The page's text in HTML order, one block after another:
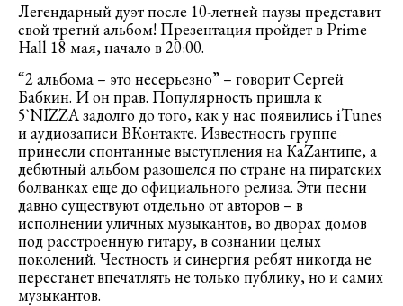
Легендарный дуэт после 10-летней паузы представит
свой третий альбом! Презентация пройдет в Prime
Hall 18 мая, начало в 20:00.
“2 альбома – это несерьезно” – говорит Сергей
Бабкин. И он прав. Популярность пришла к
5`NIZZA задолго до того, как у нас появились iTunes
и аудиозаписи ВКонтакте. Известность группе
принесли спонтанные выступления на КаZантипе, а
дебютный альбом разошелся по стране на пиратских
болванках еще до официального релиза. Эти песни
давно существуют отдельно от авторов – в
исполнении уличных музыкантов, во дворах домов
под расстроенную гитару, в сознании целых
поколений. Честность и синергия ребят никогда не
перестанет впечатлять не только публику, но и самих
музыкантов.